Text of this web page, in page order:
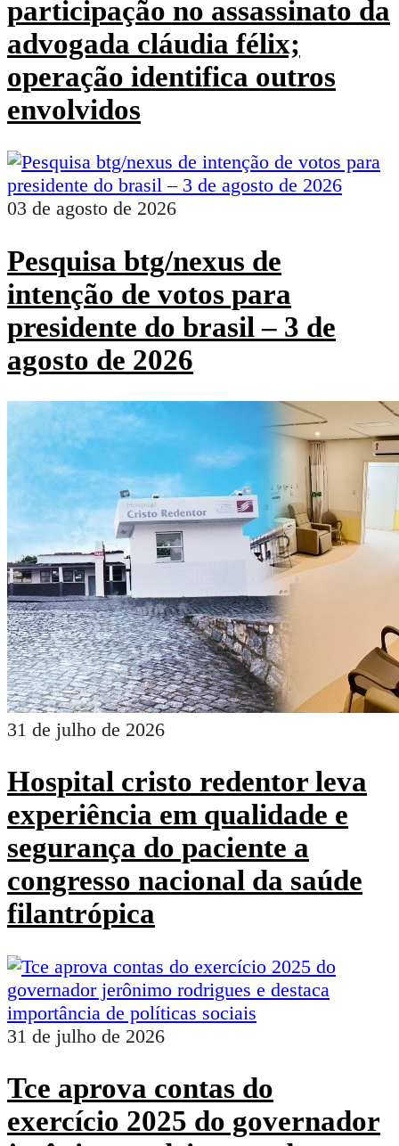
participação no assassinato da
advogada cláudia félix;
operação identifica outros
envolvidos
03 de agosto de 2026
Pesquisa btg/nexus de
intenção de votos para
presidente do brasil – 3 de
agosto de 2026
31 de julho de 2026
Hospital cristo redentor leva
experiência em qualidade e
segurança do paciente a
congresso nacional da saúde
filantrópica
31 de julho de 2026
Tce aprova contas do
exercício 2025 do governador